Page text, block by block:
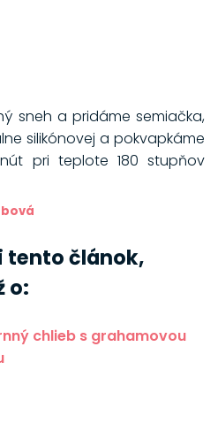
sneh a pridáme semiačka,
silikónovej a pokvapkáme
pri teplote 180 stupňov
tento článok,
o:
chlieb s grahamovou